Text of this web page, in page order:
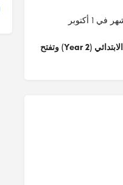
تستقبل المدرسة في العام الدراسي 2020/2021 حتي الصف الثاني الابتدائي (Year 2) وتفتح